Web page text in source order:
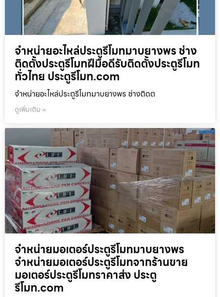
จำหน่ายอะไหล่ประตูรีโมทมาบยางพร ช่าง
ติดตั้งประตูรีโมทฝีมือดีรับติดตั้งประตูรีโมท
ทั่วไทย ประตูรีโมท.com
จำหน่ายอะไหล่ประตูรีโมทมาบยางพร ช่างติดต
ดูเพิ่มเติม »
จำหน่ายมอเตอร์ประตูรีโมทมาบยางพร
จำหน่ายมอเตอร์ประตูรีโมทจากร้านขาย
มอเตอร์ประตูรีโมทราคาส่ง ประตู
รีโมท.com